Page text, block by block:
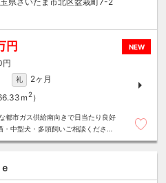
NEW
円
円
礼
2ヶ月
ｍ 2）
都市ガス供給南向きで日当たり良好
中型犬・多頭飼いご相談ください